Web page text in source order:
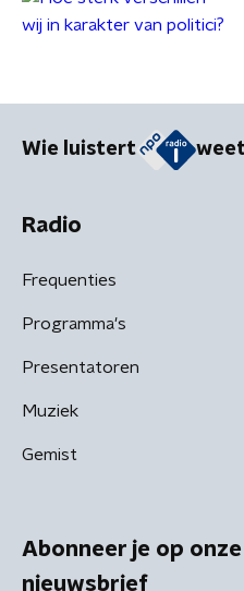
Wie luistert
Radio
Frequenties
Programma's
Presentatoren
Muziek
Gemist
Abonneer je op
nieuwsbrief